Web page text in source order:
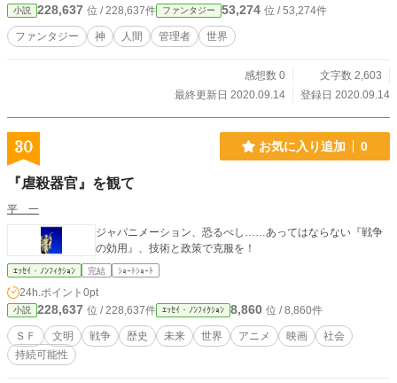
小説 228,637 位 / 228,637件 ファンタジー 53,274 位 / 53,274件
ファンタジー 神 人間 管理者 世界
感想数 0
文字数 2,603
最終更新日 2020.09.14
登録日 2020.09.14
30 お気に入り追加 0
『虐殺器官』を観て
平 一
ジャパニメーション、恐るべし……あってはならない『戦争
の効用』、技術と政策で克服を！
ｴｯｾｲ・ﾉﾝﾌｨｸｼｮﾝ 完結 ｼｮｰﾄｼｮｰﾄ
24h.ポイント 0pt
小説 228,637 位 / 228,637件 ｴｯｾｲ・ﾉﾝﾌｨｸｼｮﾝ 8,860 位 / 8,860件
ＳＦ 文明 戦争 歴史 未来 世界 アニメ 映画
社会
持続可能性